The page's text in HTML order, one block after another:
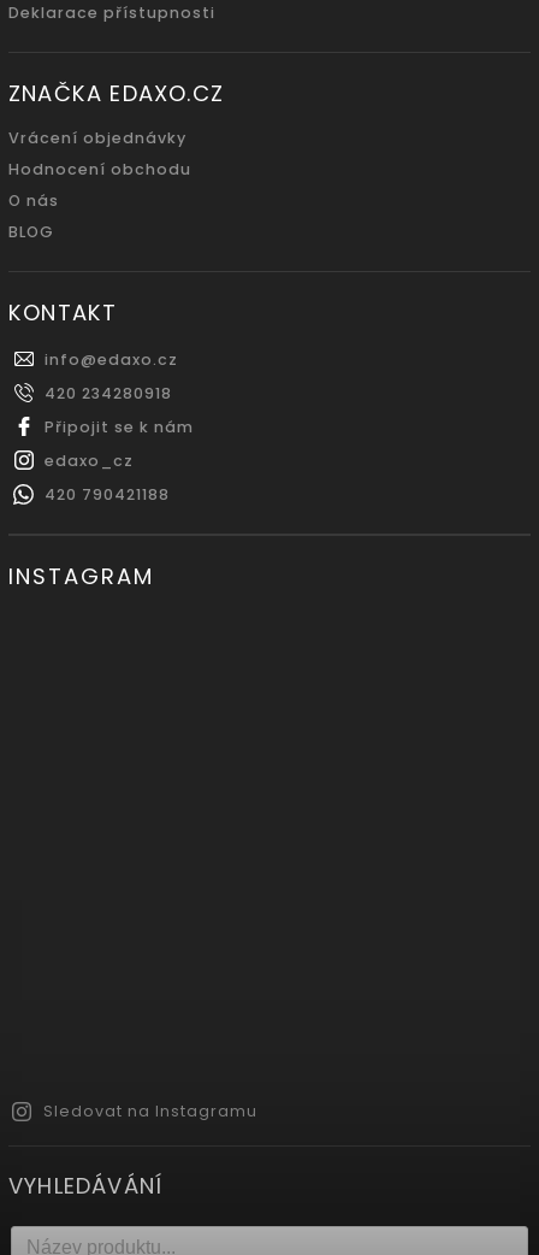
Deklarace přístupnosti
ZNAČKA EDAXO.CZ
Vrácení objednávky
Hodnocení obchodu
O nás
BLOG
KONTAKT
info@edaxo.cz
420 234280918
Připojit se k nám
edaxo_cz
420 790421188
INSTAGRAM
Sledovat na Instagramu
VYHLEDÁVÁNÍ